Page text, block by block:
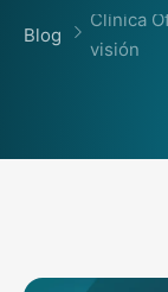
Blog
Clínica
visión